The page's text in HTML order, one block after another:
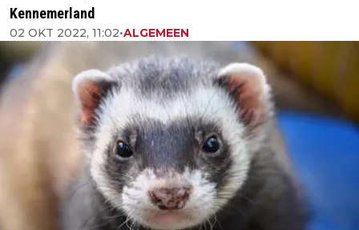
Kennemerland
02 OKT 2022, 11:02•ALGEMEEN